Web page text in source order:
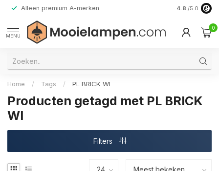
Alleen premium A-merken 4.8 /5.0
MENU
0
Home / Tags / PL BRICK WI
Producten getagd met PL BRICK
WI
Filters